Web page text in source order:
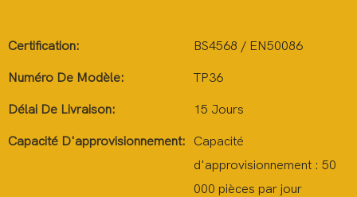
Certification: BS4568 / EN50086
Numéro De Modèle: TP36
Délai De Livraison: 15 Jours
Capacité D'approvisionnement:
Capacité
d'approvisionnement : 50
000 pièces par jour